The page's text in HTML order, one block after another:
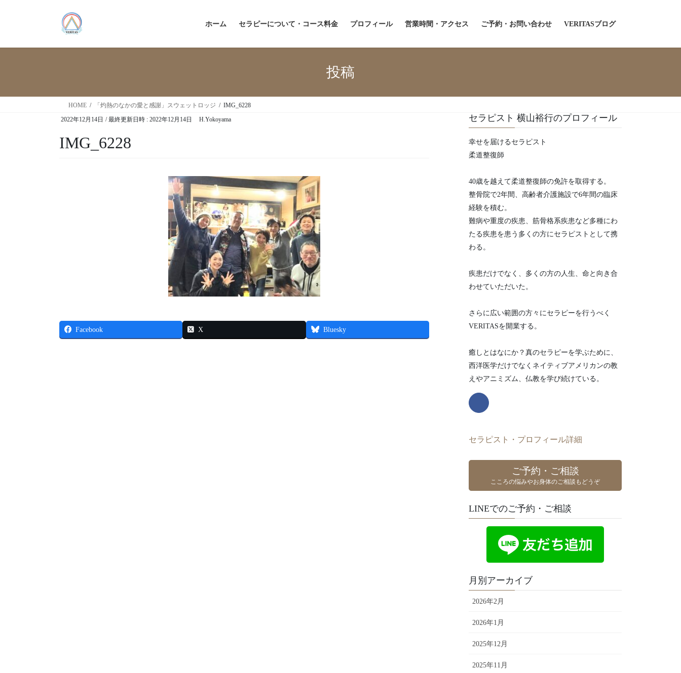
ホーム セラピーについて・コース料金 プロフィール 営業時間・アクセス ご予約・お問い合わせ VERITASブログ
投稿
HOME 「灼熱のなかの愛と感謝」スウェットロッジ
IMG_6228
2022年12月14日 / 最終更新日時 : 2022年12月14日 H.Yokoyama
IMG_6228
Facebook X Bluesky
セラピスト 横山裕行のプロフィール
幸せを届けるセラピスト
柔道整復師
40歳を越えて柔道整復師の免許を取得する。
整骨院で2年間、高齢者介護施設で6年間の臨床
経験を積む。
難病や重度の疾患、筋骨格系疾患など多種にわ
たる疾患を患う多くの方にセラピストとして携
わる。
疾患だけでなく、多くの方の人生、命と向き合
わせていただいた。
さらに広い範囲の方々にセラピーを行うべく
VERITASを開業する。
癒しとはなにか？真のセラピーを学ぶために、
西洋医学だけでなくネイティブアメリカンの教
えやアニミズム、仏教を学び続けている。
セラピスト・プロフィール詳細
ご予約・ご相談
こころの悩みやお身体のご相談もどうぞ
LINEでのご予約・ご相談
月別アーカイブ
2026年2月
2026年1月
2025年12月
2025年11月